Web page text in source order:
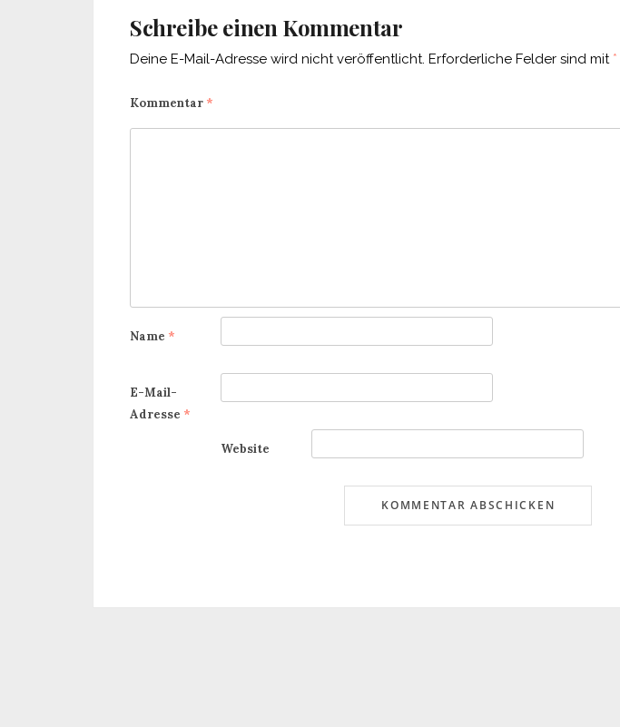
Schreibe einen Kommentar
Deine E-Mail-Adresse wird nicht veröffentlicht. Erforderliche Felder sind mit *
Kommentar *
Name *
E-Mail-
Adresse *
Website